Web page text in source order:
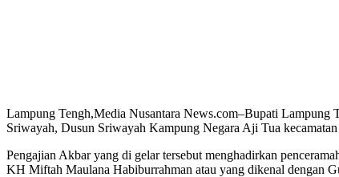
Lampung Tengh,Media Nusantara News.com–Bupati Lampung
Sriwayah, Dusun Sriwayah Kampung Negara Aji Tua
Pengajian Akbar yang di gelar tersebut menghadirkan
KH Miftah Maulana Habiburrahman atau yang dikenal dengan